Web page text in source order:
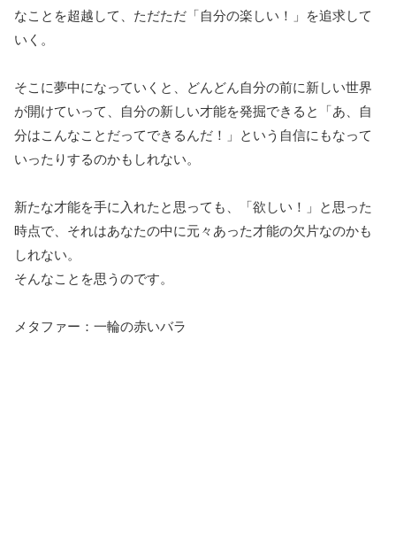
なことを超越して、ただただ「自分の楽しい！」を追求して
いく。
そこに夢中になっていくと、どんどん自分の前に新しい世界
が開けていって、自分の新しい才能を発掘できると「あ、自
分はこんなことだってできるんだ！」という自信にもなって
いったりするのかもしれない。
新たな才能を手に入れたと思っても、「欲しい！」と思った
時点で、それはあなたの中に元々あった才能の欠片なのかも
しれない。
そんなことを思うのです。
メタファー：一輪の赤いバラ